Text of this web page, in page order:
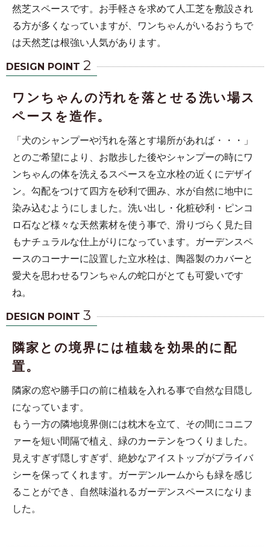
然芝スペースです。お手軽さを求めて人工芝を敷設され
る方が多くなっていますが、ワンちゃんがいるおうちで
は天然芝は根強い人気があります。
DESIGN POINT 2
ワンちゃんの汚れを落とせる洗い場ス
ペースを造作。
「犬のシャンプーや汚れを落とす場所があれば・・・」
とのご希望により、お散歩した後やシャンプーの時にワ
ンちゃんの体を洗えるスペースを立水栓の近くにデザイ
ン。勾配をつけて四方を砂利で囲み、水が自然に地中に
染み込むようにしました。洗い出し・化粧砂利・ピンコ
ロ石など様々な天然素材を使う事で、滑りづらく見た目
もナチュラルな仕上がりになっています。ガーデンスペ
ースのコーナーに設置した立水栓は、陶器製のカバーと
愛犬を思わせるワンちゃんの蛇口がとても可愛いです
ね。
DESIGN POINT 3
隣家との境界には植栽を効果的に配
置。
隣家の窓や勝手口の前に植栽を入れる事で自然な目隠し
になっています。
もう一方の隣地境界側には枕木を立て、その間にコニフ
ァーを短い間隔で植え、緑のカーテンをつくりました。
見えすぎず隠しすぎず、絶妙なアイストップがプライバ
シーを保ってくれます。ガーデンルームからも緑を感じ
ることができ、自然味溢れるガーデンスペースになりま
した。